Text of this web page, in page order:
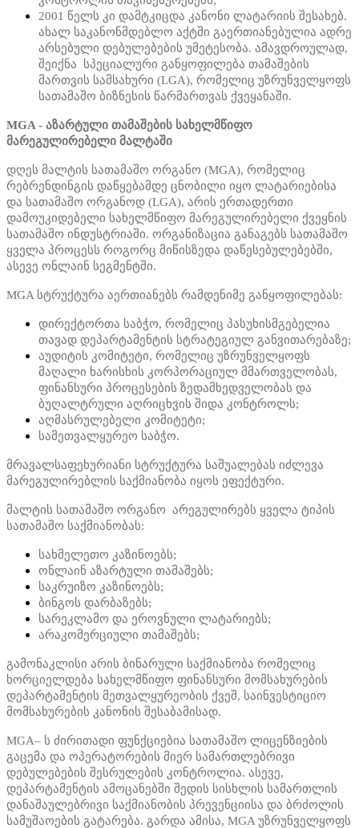
2001 წელს კი დამტკიცდა კანონი ლატარიის შესახებ.
ახალ საკანონმდებლო აქტში გაერთიანებულია ადრე
არსებული დებულებების უმეტესობა. ამავდროულად,
შეიქნა სპეციალური განყოფილება თამაშების
მართვის სამსახური (LGA), რომელიც უზრუნველყოფს
სათამაშო ბიზნესის წარმართვას ქვეყანაში.
MGA - აზარტული თამაშების სახელმწიფო
მარეგულირებელი მალტაში
დღეს მალტის სათამაშო ორგანო (MGA), რომელიც
რებრენდინგის დაწყებამდე ცნობილი იყო ლატარიებისა
და სათამაშო ორგანოდ (LGA), არის ერთადერთი
დამოუკიდებელი სახელმწიფო მარეგულირებელი ქვეყნის
სათამაშო ინდუსტრიაში. ორგანიზაცია განაგებს სათამაშო
ყველა პროცესს როგორც მიწისზედა დაწესებულებებში,
ასევე ონლაინ სეგმენტში.
MGA სტრუქტურა აერთიანებს რამდენიმე განყოფილებას:
დირექტორთა საბჭო, რომელიც პასუხისმგებელია
თავად დეპარტამენტის სტრატეგიულ განვითარებაზე;
აუდიტის კომიტეტი, რომელიც უზრუნველყოფს
მაღალი ხარისხის კორპორაციულ მმართველობას,
ფინანსური პროცესების ზედამხედველობას და
ბუღალტრული აღრიცხვის შიდა კონტროლს;
აღმასრულებელი კომიტეტი;
სამეთვალყურეო საბჭო.
მრავალსაფეხურიანი სტრუქტურა საშუალებას იძლევა
მარეგულირებლის საქმიანობა იყოს ეფექტური.
მალტის სათამაშო ორგანო არეგულირებს ყველა ტიპის
სათამაშო საქმიანობას:
სახმელეთო კაზინოებს;
ონლაინ აზარტული თამაშებს;
საკრუიზო კაზინოებს;
ბინგოს დარბაზებს;
სარეკლამო და ეროვნული ლატარიებს;
არაკომერციული თამაშებს;
გამონაკლისი არის ბინარული საქმიანობა რომელიც
ხორციელდება სახელმწიფო ფინანსური მომსახურების
დეპარტამენტის მეთვალყურეობის ქვეშ, საინვესტიციო
მომსახურების კანონის შესაბამისად.
MGA– ს ძირითადი ფუნქციებია სათამაშო ლიცენზიების
გაცემა და ოპერატორების მიერ სამართლებრივი
დებულებების შესრულების კონტროლია. ასევე,
დეპარტამენტის ამოცანებში შედის სისხლის სამართლის
დანაშაულებრივი საქმიანობის პრევენციისა და ბრძოლის
სამუშაოების გატარება. გარდა ამისა, MGA უზრუნველყოფს